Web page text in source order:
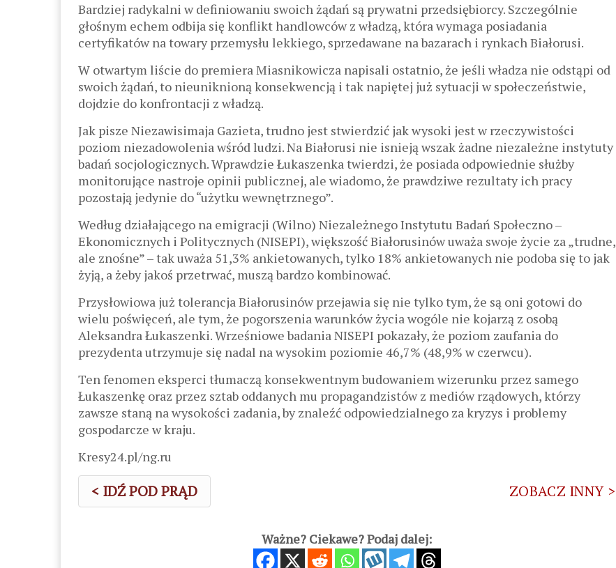
Bardziej radykalni w definiowaniu swoich żądań są prywatni przedsiębiorcy. Szczególnie
głośnym echem odbija się konflikt handlowców z władzą, która wymaga posiadania
certyfikatów na towary przemysłu lekkiego, sprzedawane na bazarach i rynkach Białorusi.
W otwartym liście do premiera Miasnikowicza napisali ostatnio, że jeśli władza nie odstąpi od
swoich żądań, to nieuniknioną konsekwencją i tak napiętej już sytuacji w społeczeństwie,
dojdzie do konfrontacji z władzą.
Jak pisze Niezawisimaja Gazieta, trudno jest stwierdzić jak wysoki jest w rzeczywistości
poziom niezadowolenia wśród ludzi. Na Białorusi nie isnieją wszak żadne niezależne instytuty
badań socjologicznych. Wprawdzie Łukaszenka twierdzi, że posiada odpowiednie służby
monitorujące nastroje opinii publicznej, ale wiadomo, że prawdziwe rezultaty ich pracy
pozostają jedynie do “użytku wewnętrznego”.
Według działającego na emigracji (Wilno) Niezależnego Instytutu Badań Społeczno –
Ekonomicznych i Politycznych (NISEPI), większość Białorusinów uważa swoje życie za „trudne,
ale znośne” – tak uważa 51,3% ankietowanych, tylko 18% ankietowanych nie podoba się to jak
żyją, a żeby jakoś przetrwać, muszą bardzo kombinować.
Przysłowiowa już tolerancja Białorusinów przejawia się nie tylko tym, że są oni gotowi do
wielu poświęceń, ale tym, że pogorszenia warunków życia wogóle nie kojarzą z osobą
Aleksandra Łukaszenki. Wrześniowe badania NISEPI pokazały, że poziom zaufania do
prezydenta utrzymuje się nadal na wysokim poziomie 46,7% (48,9% w czerwcu).
Ten fenomen eksperci tłumaczą konsekwentnym budowaniem wizerunku przez samego
Łukaszenkę oraz przez sztab oddanych mu propagandzistów z mediów rządowych, którzy
zawsze staną na wysokości zadania, by znaleźć odpowiedzialnego za kryzys i problemy
gospodarcze w kraju.
Kresy24.pl/ng.ru
< IDŹ POD PRĄD ZOBACZ INNY >
Ważne? Ciekawe? Podaj dalej: